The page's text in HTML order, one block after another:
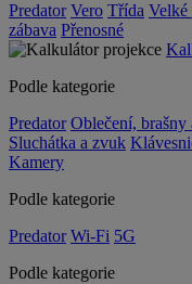
Predator Vero Třída Velké
zábava Přenosné
Podle kategorie
Predator Oblečení, brašny
Sluchátka a zvuk
Kamery
Podle kategorie
Predator Wi-Fi 5G
Podle kategorie